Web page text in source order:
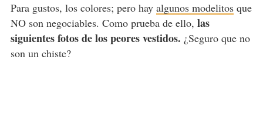
Para gustos, los colores; pero hay algunos modelitosque
NO son negociables. Como prueba de ello, las
siguientes fotos de los peores vestidos. ¿Seguro que no
son un chiste?